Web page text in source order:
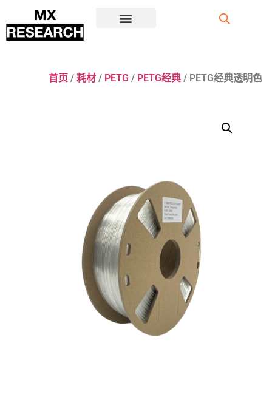
首页 / 耗材 / PETG / PETG经典 / PETG经典透明色